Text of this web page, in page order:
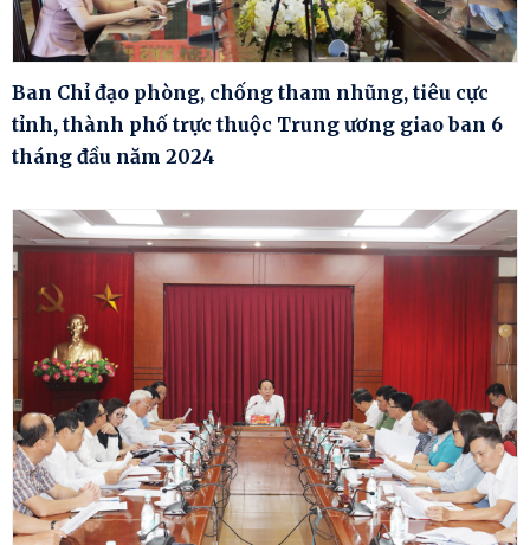
Ban Chỉ đạo phòng, chống tham nhũng, tiêu cực
tỉnh, thành phố trực thuộc Trung ương giao ban 6
tháng đầu năm 2024